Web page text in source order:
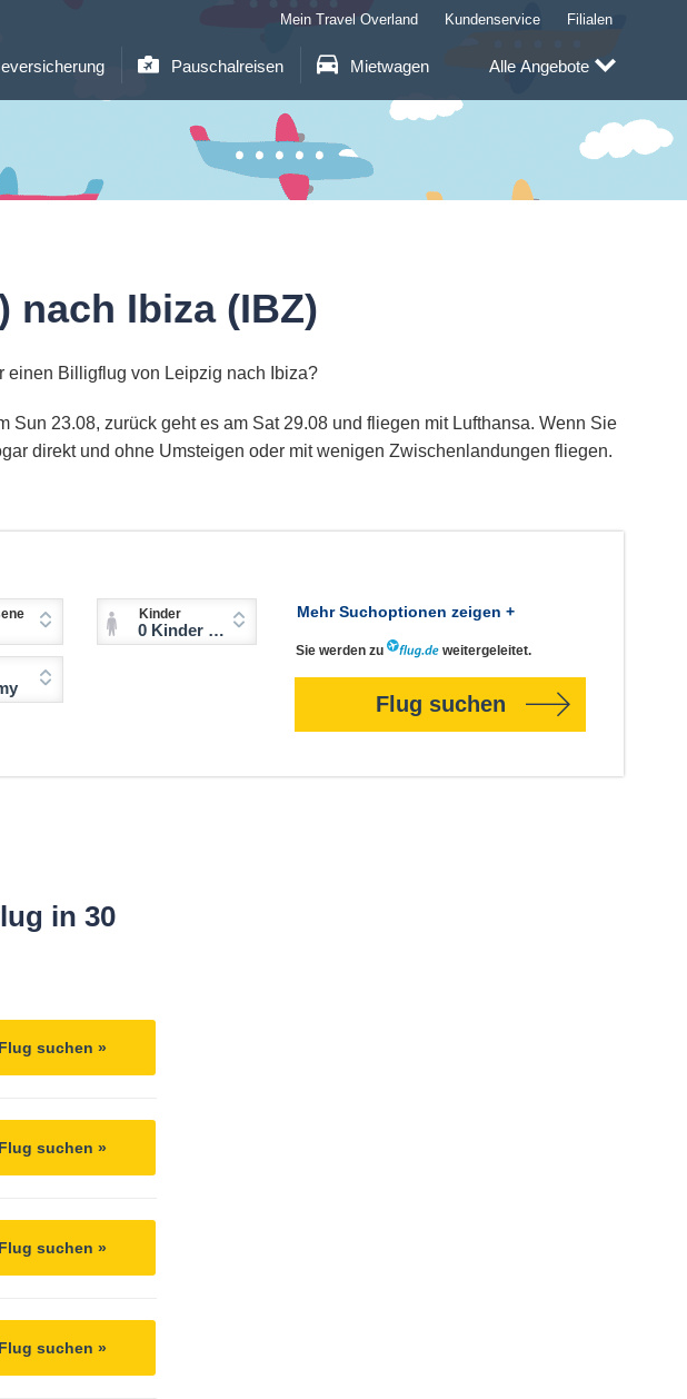
Pauschalreisen Mietwagen
Mein Travel Overland Kundenservice Filialen
Alle Angebote
nach Ibiza (IBZ)
einen Billigflug von Leipzig nach Ibiza?
23.08, zurück geht es am Sat 29.08 und fliegen mit Lufthansa. Wenn Sie
direkt und ohne Umsteigen oder mit wenigen Zwischenlandungen fliegen.
Kinder
0 Kinder (2-11 Jahre)
Mehr Suchoptionen zeigen +
Sie werden zu weitergeleitet.
Flug suchen
in 30
Flug suchen »
Flug suchen »
Flug suchen »
Flug suchen »